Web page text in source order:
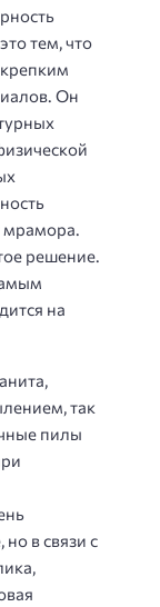
тем, что
Он
мрамора.
решение.
на
так
пилы
в связи с